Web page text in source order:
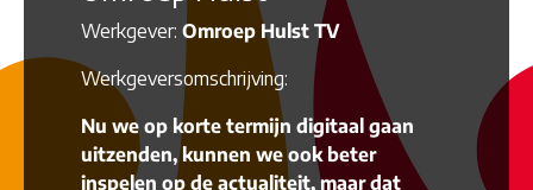
Werkgever: Omroep Hulst TV
Werkgeversomschrijving:
Nu we op korte termijn digitaal gaan
uitzenden, kunnen we ook beter
inspelen op de actualiteit, maar dat